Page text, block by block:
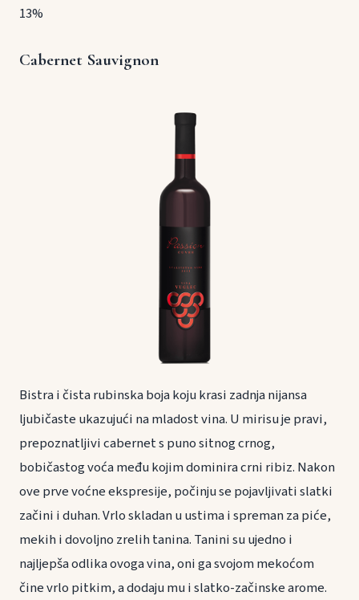
13%
Cabernet Sauvignon
Bistra i čista rubinska boja koju krasi zadnja nijansa
ljubičaste ukazujući na mladost vina. U mirisu je pravi,
prepoznatljivi cabernet s puno sitnog crnog,
bobičastog voća među kojim dominira crni ribiz. Nakon
ove prve voćne ekspresije, počinju se pojavljivati slatki
začini i duhan. Vrlo skladan u ustima i spreman za piće,
mekih i dovoljno zrelih tanina. Tanini su ujedno i
najljepša odlika ovoga vina, oni ga svojom mekoćom
čine vrlo pitkim, a dodaju mu i slatko-začinske arome.